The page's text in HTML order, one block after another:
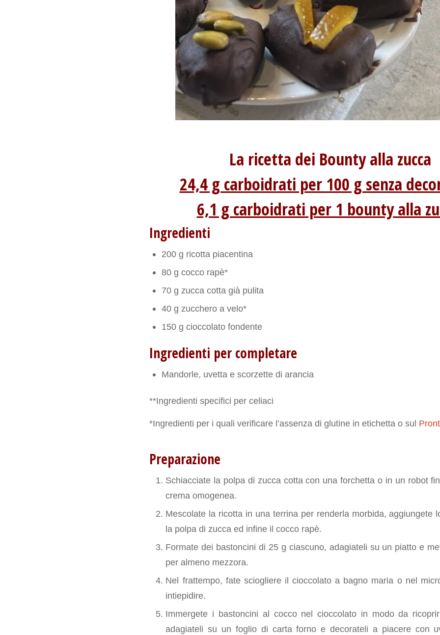
La ricetta dei Bounty alla zucca
24,4 g carboidrati per 100 g senza
6,1 g carboidrati per 1 bounty alla
Ingredienti
200 g ricotta piacentina
80 g cocco rapè*
70 g zucca cotta già pulita
40 g zucchero a velo*
150 g cioccolato fondente
Ingredienti per completare
Mandorle, uvetta e scorzette di arancia
**Ingredienti specifici per celiaci
*Ingredienti per i quali verificare l’assenza di glutine in etichetta o sul
Preparazione
Schiacciate la polpa di zucca cotta con una forchetta o in un robot
crema omogenea.
Mescolate la ricotta in una terrina per renderla morbida, aggiungete
la polpa di zucca ed infine il cocco rapè.
Formate dei bastoncini di 25 g ciascuno, adagiateli su un piatto e
per almeno mezzora.
Nel frattempo, fate sciogliere il cioccolato a bagno maria o nel
intiepidire.
Immergete i bastoncini al cocco nel cioccolato in modo da
adagiateli su un foglio di carta forno e decorateli a piacere con